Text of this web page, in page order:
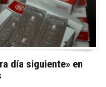
día siguiente» en